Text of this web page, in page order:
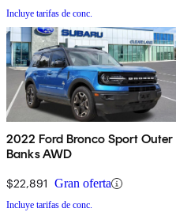
Incluye tarifas de conc.
2022 Ford Bronco Sport Outer
Banks AWD
$22,891 Gran oferta
Incluye tarifas de conc.